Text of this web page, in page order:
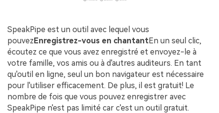
SpeakPipe est un outil avec lequel vous
pouvezEnregistrez-vous en chantantEn un seul clic,
écoutez ce que vous avez enregistré et envoyez-le à
votre famille, vos amis ou à d'autres auditeurs. En tant
qu'outil en ligne, seul un bon navigateur est nécessaire
pour l'utiliser efficacement. De plus, il est gratuit! Le
nombre de fois que vous pouvez enregistrer avec
SpeakPipe n'est pas limité car c'est un outil gratuit.